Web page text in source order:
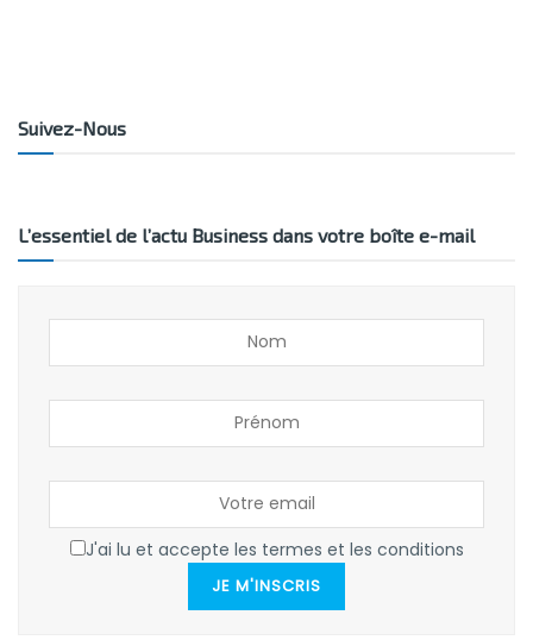
Suivez-Nous
L’essentiel de l’actu Business dans votre boîte e-mail
J'ai lu et accepte les termes et les conditions
JE M'INSCRIS